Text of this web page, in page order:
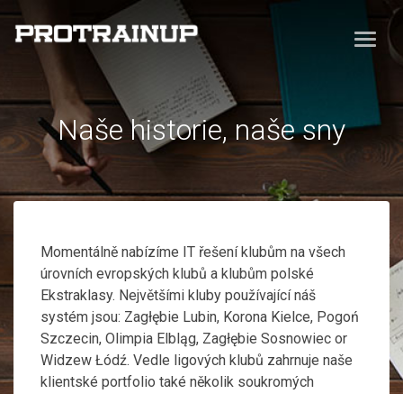
Naše historie, naše sny
Momentálně nabízíme IT řešení klubům na všech
úrovních evropských klubů a klubům polské
Ekstraklasy. Největšími kluby používající náš
systém jsou: Zagłębie Lubin, Korona Kielce, Pogoń
Szczecin, Olimpia Elbląg, Zagłębie Sosnowiec or
Widzew Łódź. Vedle ligových klubů zahrnuje naše
klientské portfolio také několik soukromých